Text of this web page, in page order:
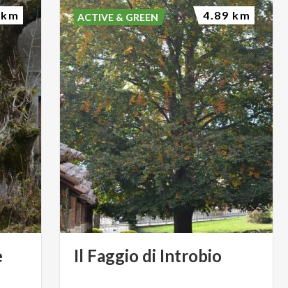
Il Faggio di Introbio
ACTIVE & GREEN 4.89 km